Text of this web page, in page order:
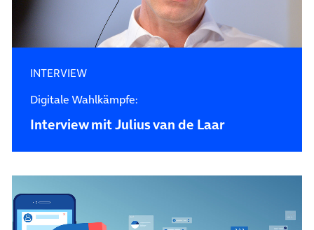
INTERVIEW
Digitale Wahlkämpfe:
Interview mit Julius van de Laar